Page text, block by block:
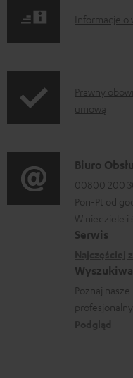
r
i
a
p
d
u
t
.
s
u
p
p
o
r
I
o
r
c
j
e
o
y
s
y
Informacje o
I
n
o
r
m
a
c
j
e
d
Prawny
umową
D
a
n
e
o
n
t
Biuro
00800 200
Pon-Pt od
W niedziele i
Serwis
Poznaj